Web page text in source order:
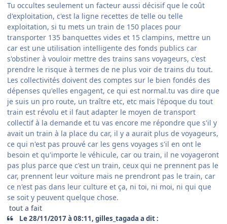
Tu occultes seulement un facteur aussi décisif que le coût
d'exploitation, c'est la ligne recettes de telle ou telle
exploitation, si tu mets un train de 150 places pour
transporter 135 banquettes vides et 15 clampins, mettre un
car est une utilisation intelligente des fonds publics car
s'obstiner à vouloir mettre des trains sans voyageurs, c'est
prendre le risque à termes de ne plus voir de trains du tout.
Les collectivités doivent des comptes sur le bien fondés des
dépenses qu'elles engagent, ce qui est normal.tu vas dire que
je suis un pro route, un traître etc, etc mais l'époque du tout
train est révolu et il faut adapter le moyen de transport
collectif à la demande et tu vas encore me répondre que s'il y
avait un train à la place du car, il y a aurait plus de voyageurs,
ce qui n'est pas prouvé car les gens voyages s'il en ont le
besoin et qu'importe le véhicule, car ou train, il ne voyageront
pas plus parce que c'est un train, ceux qui ne prennent pas le
car, prennent leur voiture mais ne prendront pas le train, car
ce n'est pas dans leur culture et ça, ni toi, ni moi, ni qui que
se soit y peuvent quelque chose.
tout a fait
Le ‎28‎/‎11‎/‎2017 à 08:11, gilles_tagada a dit :